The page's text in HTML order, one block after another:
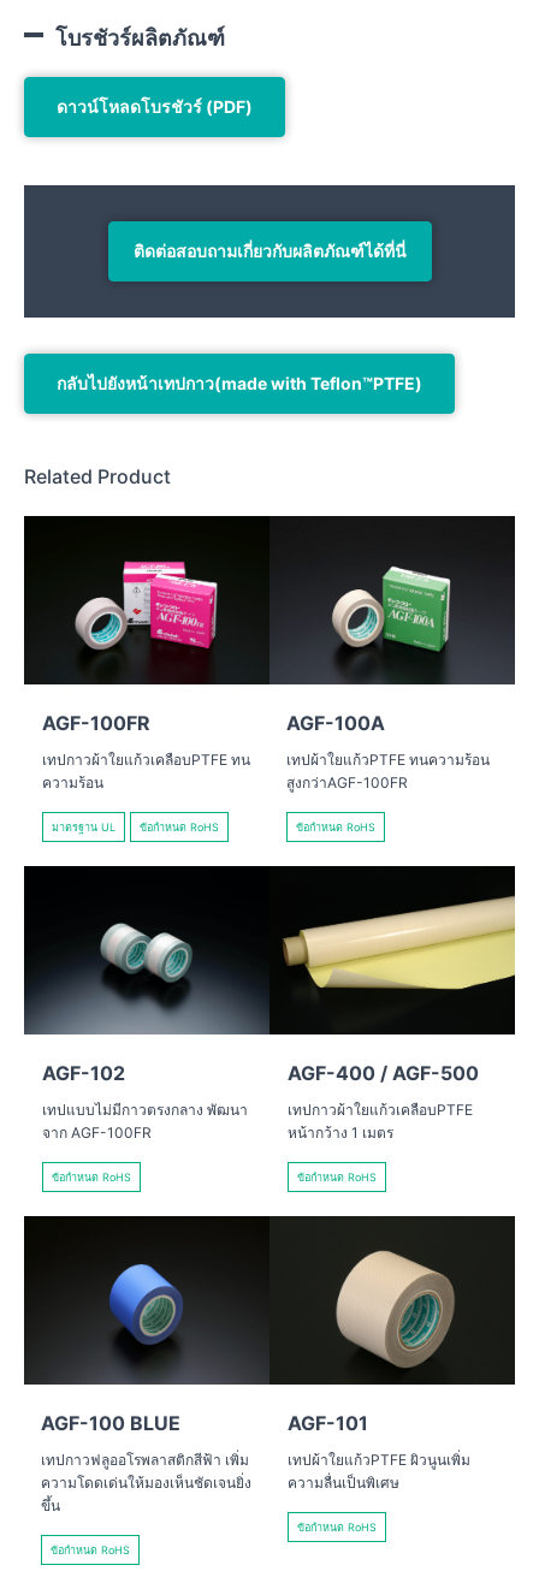
โบรชัวร์ผลิตภัณฑ์
ดาวน์โหลดโบรชัวร์ (PDF)
ติดต่อสอบถามเกี่ยวกับผลิตภัณฑ์ได้ที่นี่
กลับไปยังหน้าเทปกาว(made with Teflon™PTFE)
Related Product
AGF-100FR
เทปกาวผ้าใยแก้วเคลือบPTFE ทน
ความร้อน
มาตรฐาน UL ข้อกำหนด RoHS
AGF-100A
เทปผ้าใยแก้วPTFE ทนความร้อน
สูงกว่าAGF-100FR
ข้อกำหนด RoHS
AGF-102
เทปแบบไม่มีกาวตรงกลาง พัฒนา
จาก AGF-100FR
ข้อกำหนด RoHS
AGF-400 / AGF-500
เทปกาวผ้าใยแก้วเคลือบPTFE
หน้ากว้าง 1 เมตร
ข้อกำหนด RoHS
AGF-100 BLUE
เทปกาวฟลูออโรพลาสติกสีฟ้า เพิ่ม
ความโดดเด่นให้มองเห็นชัดเจนยิ่ง
ขึ้น
ข้อกำหนด RoHS
AGF-101
เทปผ้าใยแก้วPTFE ผิวนูนเพิ่ม
ความลื่นเป็นพิเศษ
ข้อกำหนด RoHS